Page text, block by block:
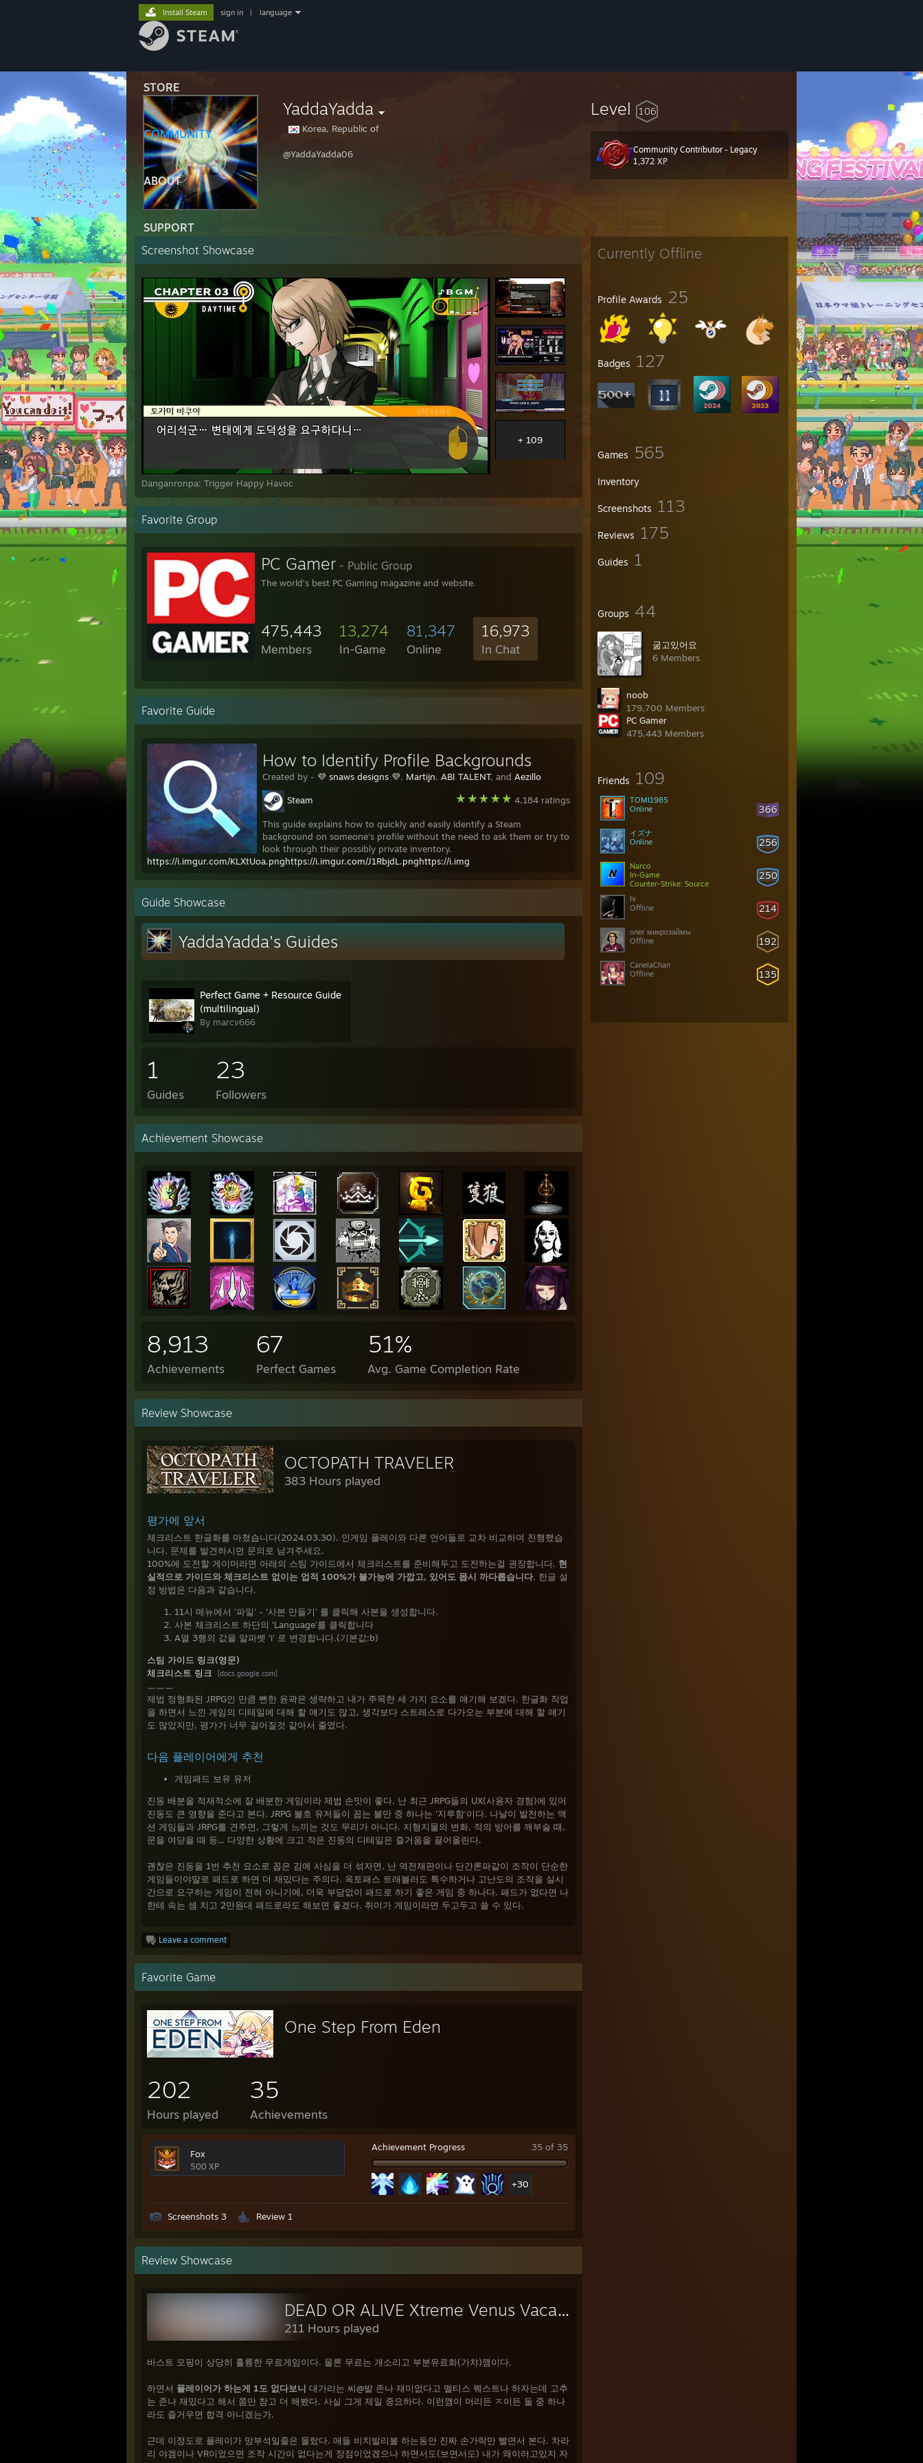
STORE
COMMUNITY
ABOUT
SUPPORT
Install Steam sign in language
YaddaYadda
Korea, Republic of
@YaddaYadda06
Level 106
Community Contributor - Legacy
1,372 XP
Currently Offline
Profile Awards 25
Badges 127
Games 565
Inventory
Screenshots 113
Reviews 175
Guides 1
Groups 44
굶고있어요
6 Members
noob
179,700 Members
PC Gamer
475,443 Members
Friends 109
366
TOMI1985
Online
256
イズナ
Online
250
Narco
In-Game
Counter-Strike: Source
214
hi
Offline
192
олег микрозаймы
Offline
135
CanelaChan
Offline
Screenshot Showcase
Danganronpa: Trigger Happy Havoc
+ 109
Favorite Group
PC Gamer - Public Group
The world's best PC Gaming magazine and website.
475,443
Members
13,274
In-Game
81,347
Online
16,973
In Chat
Favorite Guide
How to Identify Profile Backgrounds
Created by - 💜 snaws designs 💜, Martijn, ABI TALENT, and Aezillo
4,184 ratings
Steam
This guide explains how to quickly and easily identify a Steam
background on someone's profile without the need to ask them or try to
look through their possibly private inventory.
https://i.imgur.com/KLXtUoa.pnghttps://i.imgur.com/J1RbjdL.pnghttps://i.img
Guide Showcase
YaddaYadda's Guides
Perfect Game + Resource Guide
(multilingual)
By marcv666
1
Guides
23
Followers
Achievement Showcase
8,913
Achievements
67
Perfect Games
51%
Avg. Game Completion Rate
Review Showcase
OCTOPATH TRAVELER
383 Hours played
평가에 앞서
체크리스트 한글화를 마쳤습니다(2024.03.30). 인게임 플레이와 다른 언어들로 교차 비교하며 진행했습
니다. 문제를 발견하시면 문의로 남겨주세요.
100%에 도전할 게이머라면 아래의 스팀 가이드에서 체크리스트를 준비해두고 도전하는걸 권장합니다. 현
실적으로 가이드와 체크리스트 없이는 업적 100%가 불가능에 가깝고, 있어도 몹시 까다롭습니다. 한글 설
정 방법은 다음과 같습니다.
11시 메뉴에서 '파일' - '사본 만들기' 를 클릭해 사본을 생성합니다.
사본 체크리스트 하단의 'Language'를 클릭합니다
A열 3행의 값을 알파벳 'i' 로 변경합니다.(기본값:b)
스팀 가이드 링크(영문)
체크리스트 링크
[docs.google.com]
ㅡㅡㅡ
제법 정형화된 JRPG인 만큼 뻔한 윤곽은 생략하고 내가 주목한 세 가지 요소를 얘기해 보겠다. 한글화 작업
을 하면서 느낀 게임의 디테일에 대해 할 얘기도 많고, 생각보다 스트레스로 다가오는 부분에 대해 할 얘기
도 많았지만, 평가가 너무 길어질것 같아서 줄였다.
다음 플레이어에게 추천
게임패드 보유 유저
진동 배분을 적재적소에 잘 배분한 게임이라 제법 손맛이 좋다. 난 최근 JRPG들의 UX(사용자 경험)에 있어
진동도 큰 영향을 준다고 본다. JRPG 불호 유저들이 꼽는 불만 중 하나는 '지루함'이다. 나날이 발전하는 액
션 게임들과 JRPG를 견주면, 그렇게 느끼는 것도 무리가 아니다. 지형지물의 변화, 적의 방어를 깨부술 때,
문을 여닫을 때 등... 다양한 상황에 크고 작은 진동의 디테일은 즐거움을 끌어올린다.
괜찮은 진동을 1번 추천 요소로 꼽은 김에 사심을 더 섞자면, 난 역전재판이나 단간론파같이 조작이 단순한
게임들이야말로 패드로 하면 더 재밌다는 주의다. 옥토패스 트래블러도 특수하거나 고난도의 조작을 실시
간으로 요구하는 게임이 전혀 아니기에, 더욱 부담없이 패드로 하기 좋은 게임 중 하나다. 패드가 없다면 나
한테 속는 셈 치고 2만원대 패드로라도 해보면 좋겠다. 취미가 게임이라면 두고두고 쓸 수 있다.
게임엔 다양한 구성 요소가 있고, 그 중 하나인 사운드를 얼마나 중요하게 여기는지는 개개인마다 다르다.
BGM 작곡가 본인의 투고와 위키를 아래에 소개하겠다. 유서 깊은 도쿄 음대 나와서 현역으로 활동하는 사
람인 만큼 허접하진 않다고 말하고 싶다.
위키피디아 [en.wikipedia.org]
동우위키
성우 더빙도 뛰어나다. 달리 할 말이 없다. 찾아보면 알 사람들은 다들 알만한 성우들이고, 그들은 경력이
앞서 밝혔듯 사운드는 너무나 주관적인 영역인데다가 글로 전달이 어려운 영역인 만큼, 이쯤에서 말을 줄이
고 싶다. 달리 말하면, 게임 할 때 브금에 아무 관심이 없거나, 컷씬이나 대화 파트에서 진행 버튼이나 스킵
버튼을 연타하는 유형의 플레이어라면 게임값이 아까울 것이다.
전투는 제법 재밌는 편이다. 마냥 지루하지 않고, 동시에 과한 스트레스를 받지 않는다는 뜻이다. 지루하지
않은 이유는, 전투에 관여하는 요소가 다양하기 떄문이다. 과한 스트레스를 받지 않는 이유는, 그 요소들의
과 브레이크, 속도. 각각의 세부 개념을 여기서 설명할 이유는 없으니, 전투가 단조롭지 않다는 주장을 위한
스토리로서의 볼륨은 얘기가 복잡해지지만, 전투로서의 볼륨 자체는 크다. 8명의 캐릭터가 있기에 각각이
사냥꾼이다. 별도의 특수 직업들도 있다. 서브 직업의 선택 및 변경이 자유롭고, 다른 직업의 패시브를 배울
400종이 조금 안되며, 각각의 약점과 방어도도 제각각이다.동료로 싸울 때의NPC와 몬스터는 그 스킬이
또 다르며, 그들의 스킬 실효성을 떠나 전투가 단조롭진 않다. 정예 및 보스들의 패턴도 심심하지 않다.
성공 시 피드백으로 오는 진동이 그것이다. 적을 정말 깨부순다고 실감하는 것도 무리가 아니다. 앞서 패드
플레이를 추천한 이유 중 하나다.
Leave a comment
Favorite Game
One Step From Eden
202
Hours played
35
Achievements
Fox
500 XP
Achievement Progress 35 of 35
+30
Screenshots 3 Review 1
Review Showcase
DEAD OR ALIVE Xtreme Venus Vacation
211 Hours played
바스트 모핑이 상당히 훌륭한 무료게임이다. 물론 무료는 개소리고 부분유료화(가챠)깸이다.
하면서 플레이어가 하는게 1도 없다보니 대가리는 씨@발 존나 재미없다고 멜티스 퀘스트나 하자는데 고추
는 존나 재밌다고 해서 쫌만 참고 더 해봤다. 사실 그게 제일 중요하다. 이런깸이 머리든 ㅈ이든 둘 중 하나
라도 즐거우면 합격 아니겠는가.
근데 이정도로 플레이가 망부석일줄은 몰랐다. 애들 비치발리볼 하는동안 진짜 손가락만 빨면서 본다. 차라
리 야겜이나 VR이었으면 조작 시간이 없다는게 장점이었겠으나 하면서도(보면서도) 내가 왜이러고있지 자